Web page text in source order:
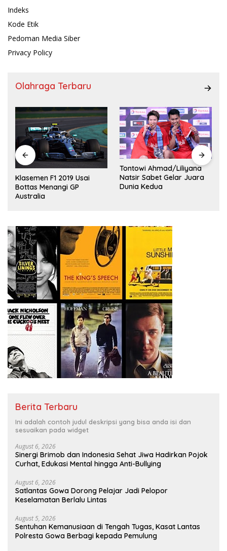
Indeks
Kode Etik
Pedoman Media Siber
Privacy Policy
Olahraga Terbaru
Klasemen F1 2019 Usai
Bottas Menangi GP
Australia
Tontowi Ahmad/Liliyana
Natsir Sabet Gelar Juara
Dunia Kedua
Berita Terbaru
Ini adalah contoh judul deskripsi yang bisa anda isi dan
sesuaikan pada widget
August 6, 2026
Sinergi Brimob dan Indonesia Sehat Jiwa Hadirkan Pojok
Curhat, Edukasi Mental hingga Anti-Bullying
August 6, 2026
Satlantas Gowa Dorong Pelajar Jadi Pelopor
Keselamatan Berlalu Lintas
August 5, 2026
Sentuhan Kemanusiaan di Tengah Tugas, Kasat Lantas
Polresta Gowa Berbagi kepada Pemulung